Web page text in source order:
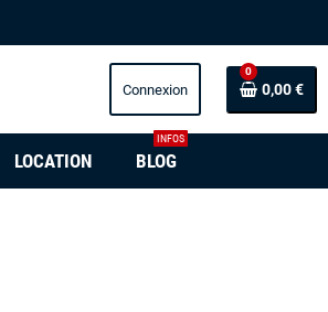
0
0,00 €
LOCATION BLOG
INFOS